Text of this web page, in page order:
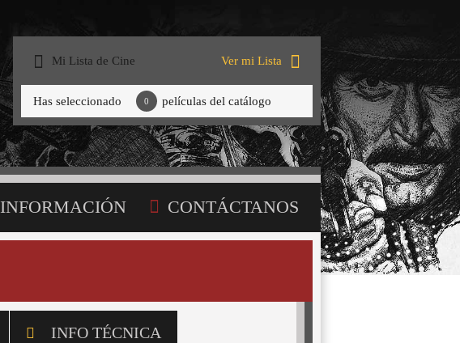
Mi Lista de Cine Ver mi Lista
Has seleccionado 0 películas del catálogo
INFORMACIÓN CONTÁCTANOS
INFO TÉCNICA